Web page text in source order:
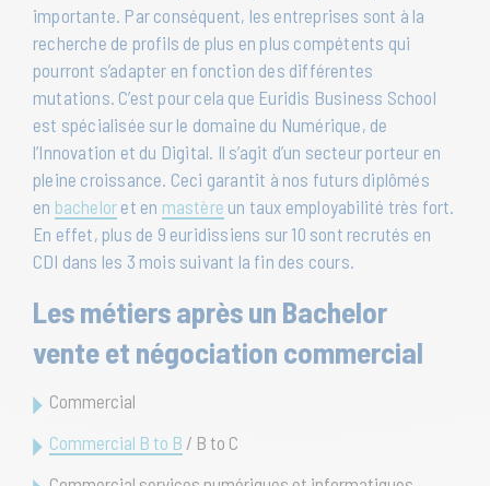
importante. Par conséquent, les entreprises sont à la
recherche de profils de plus en plus compétents qui
pourront s’adapter en fonction des différentes
mutations. C’est pour cela que Euridis Business School
est spécialisée sur le domaine du Numérique, de
l’Innovation et du Digital. Il s’agit d’un secteur porteur en
pleine croissance. Ceci garantit à nos futurs diplômés
en bachelor et en mastère un taux employabilité très fort.
En effet, plus de 9 euridissiens sur 10 sont recrutés en
CDI dans les 3 mois suivant la fin des cours.
Les métiers après un Bachelor
vente et négociation commercial
Commercial
Commercial B to B / B to C